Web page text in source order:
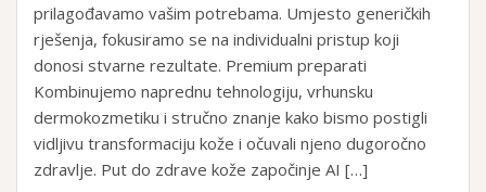
prilagođavamo vašim potrebama. Umjesto generičkih
rješenja, fokusiramo se na individualni pristup koji
donosi stvarne rezultate. Premium preparati
Kombinujemo naprednu tehnologiju, vrhunsku
dermokozmetiku i stručno znanje kako bismo postigli
vidljivu transformaciju kože i očuvali njeno dugoročno
zdravlje. Put do zdrave kože započinje AI […]